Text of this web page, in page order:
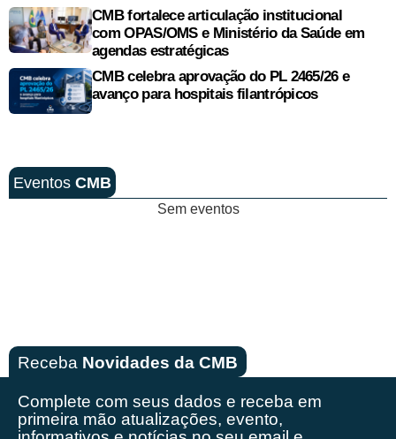
CMB fortalece articulação institucional
com OPAS/OMS e Ministério da Saúde em
agendas estratégicas
CMB celebra aprovação do PL 2465/26 e
avanço para hospitais filantrópicos
Eventos CMB
Sem eventos
Receba Novidades da CMB
Complete com seus dados e receba em
primeira mão atualizações, evento,